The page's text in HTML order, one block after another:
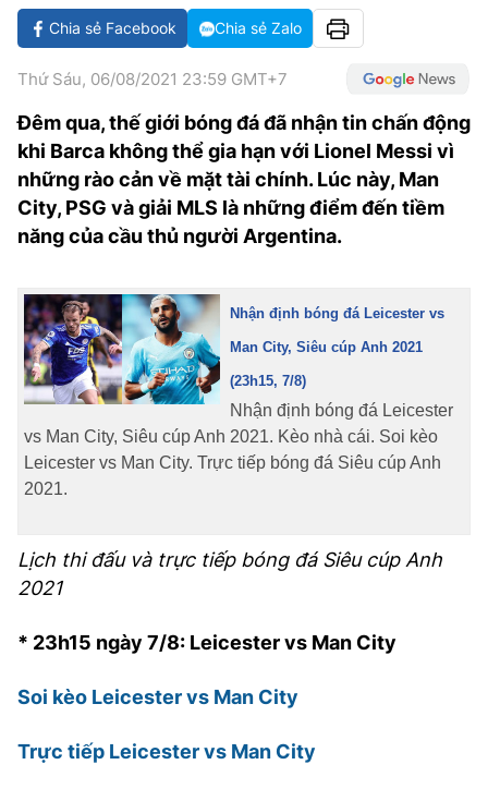
GOLF
VĂN HÓA
DIỄN ĐÀN
NHỊP ĐẬP SỨC KHỎE
VIẾT LẠI ƯỚC MƠ
GIẢI TRÍ
ÂM NHẠC
KBIZ
TIN TỨC
ĐIỂM ĐẾN
ẨM THỰC
TƯ VẤN
THẾ GIỚI SAO
HIGHTECH
TIÊU ĐIỂM - SPOTLIGHT
INFOGRAPHIC
E-MAGAZINE
BÁO GIẤY
CỐNG HIẾN
BÙI XUÂN PHÁI
TIỆN ÍCH
LIÊN HỆ QUẢNG CÁO
Hotline: 0981.119.189
Chia sẻ Facebook Chia sẻ Zalo
Thứ Sáu, 06/08/2021 23:59 GMT+7
Đêm qua, thế giới bóng đá đã nhận tin chấn động
khi Barca không thể gia hạn với Lionel Messi vì
những rào cản về mặt tài chính. Lúc này, Man
City, PSG và giải MLS là những điểm đến tiềm
năng của cầu thủ người Argentina.
Nhận định bóng đá Leicester vs
Man City, Siêu cúp Anh 2021
(23h15, 7/8)
Nhận định bóng đá Leicester
vs Man City, Siêu cúp Anh 2021. Kèo nhà cái. Soi kèo
Leicester vs Man City. Trực tiếp bóng đá Siêu cúp Anh
2021.
Lịch thi đấu và trực tiếp bóng đá Siêu cúp Anh
2021
* 23h15 ngày 7/8: Leicester vs Man City
Soi kèo Leicester vs Man City
Trực tiếp Leicester vs Man City